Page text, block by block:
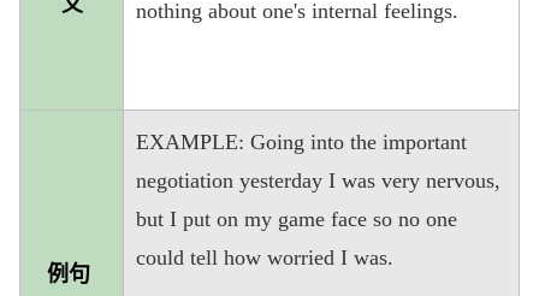
义
nothing about one's internal feelings.
例句
EXAMPLE: Going into the important
negotiation yesterday I was very nervous,
but I put on my game face so no one
could tell how worried I was.